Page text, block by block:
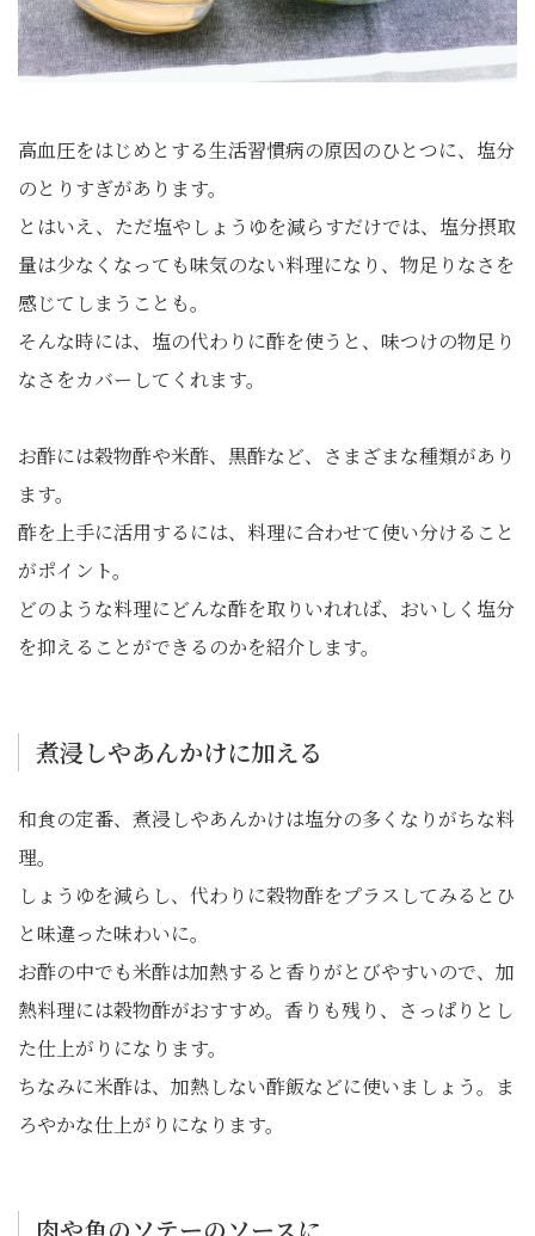
高血圧をはじめとする生活習慣病の原因のひとつに、塩分
のとりすぎがあります。
とはいえ、ただ塩やしょうゆを減らすだけでは、塩分摂取
量は少なくなっても味気のない料理になり、物足りなさを
感じてしまうことも。
そんな時には、塩の代わりに酢を使うと、味つけの物足り
なさをカバーしてくれます。
お酢には穀物酢や米酢、黒酢など、さまざまな種類があり
ます。
酢を上手に活用するには、料理に合わせて使い分けること
がポイント。
どのような料理にどんな酢を取りいれれば、おいしく塩分
を抑えることができるのかを紹介します。
煮浸しやあんかけに加える
和食の定番、煮浸しやあんかけは塩分の多くなりがちな料
理。
しょうゆを減らし、代わりに穀物酢をプラスしてみるとひ
と味違った味わいに。
お酢の中でも米酢は加熱すると香りがとびやすいので、加
熱料理には穀物酢がおすすめ。香りも残り、さっぱりとし
た仕上がりになります。
ちなみに米酢は、加熱しない酢飯などに使いましょう。ま
ろやかな仕上がりになります。
肉や魚のソテーのソースに